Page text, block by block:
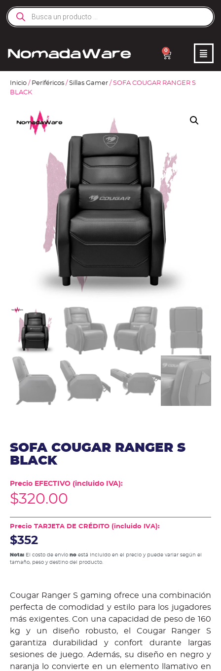
0
Inicio / Periféricos / Sillas Gamer / SOFA COUGAR RANGER S
BLACK
SOFA COUGAR RANGER S
BLACK
Precio EFECTIVO (incluido IVA):
$320.00
Precio TARJETA DE CRÉDITO (incluido IVA):
$352
Nota: El costo de envío no está incluido en el precio y puede variar según el
tamaño, peso y destino del producto.
Cougar Ranger S gaming ofrece una combinación
perfecta de comodidad y estilo para los jugadores
más exigentes. Con una capacidad de peso de 160
kg y un diseño robusto, el Cougar Ranger S
garantiza durabilidad y confort durante largas
sesiones de juego. Además, su diseño en negro y
naranja lo convierte en un elemento llamativo en